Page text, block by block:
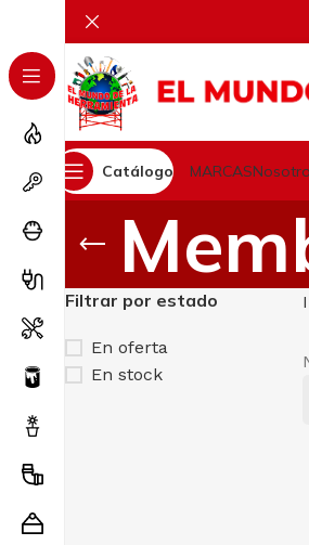
Catálogo MARCAS
Filtrar por estado
En oferta
En stock